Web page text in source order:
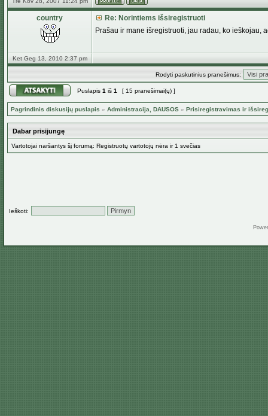
country
Re: Norintiems išsiregistruoti
Prašau ir mane išregistruoti, jau radau, ko ieškojau,
Ket Geg 13, 2010 2:37 pm
Rodyti paskutinius pranešimus:
Puslapis 1 iš 1 [ 15 pranešimai(ų) ]
Pagrindinis diskusijų puslapis » Administracija, DAUSOS » Prisiregistravimas ir
Dabar prisijungę
Vartotojai naršantys šį forumą: Registruotų vartotojų nėra ir 1 svečias
Ieškoti: